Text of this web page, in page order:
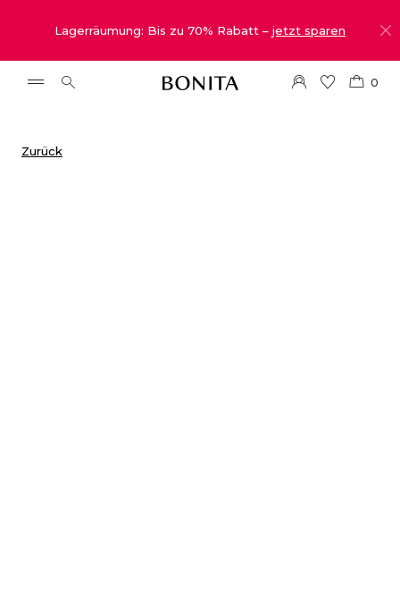
Lagerräumung: Bis zu 70% Rabatt – jetzt sparen
0
Zurück